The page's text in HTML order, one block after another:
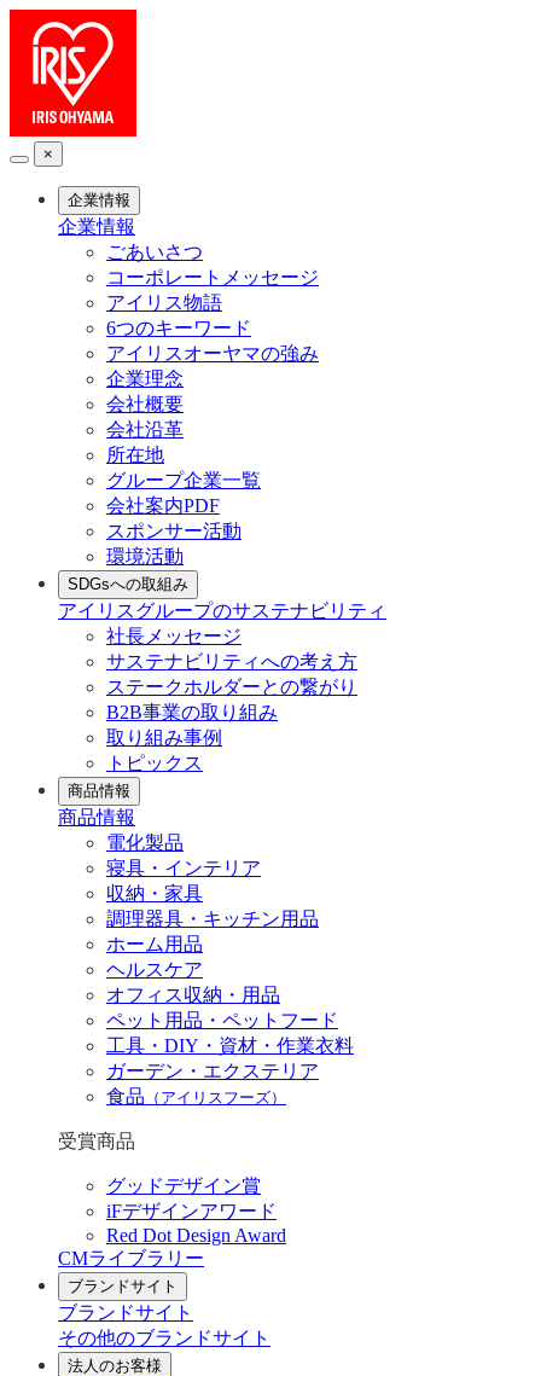
×
企業情報
企業情報
ごあいさつ
コーポレートメッセージ
アイリス物語
6つのキーワード
アイリスオーヤマの強み
企業理念
会社概要
会社沿革
所在地
グループ企業一覧
会社案内PDF
スポンサー活動
環境活動
SDGsへの取組み
アイリスグループのサステナビリティ
社長メッセージ
サステナビリティへの考え方
ステークホルダーとの繋がり
B2B事業の取り組み
取り組み事例
トピックス
商品情報
商品情報
電化製品
寝具・インテリア
収納・家具
調理器具・キッチン用品
ホーム用品
ヘルスケア
オフィス収納・用品
ペット用品・ペットフード
工具・DIY・資材・作業衣料
ガーデン・エクステリア
食品 （アイリスフーズ）
受賞商品
グッドデザイン賞
iFデザインアワード
Red Dot Design Award
CMライブラリー
ブランドサイト
ブランドサイト
その他のブランドサイト
法人のお客様